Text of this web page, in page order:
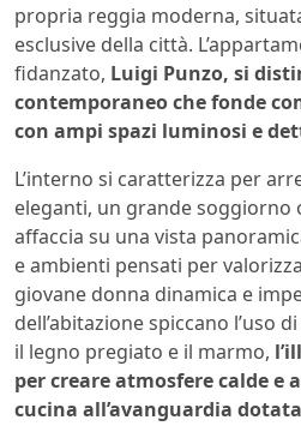
propria reggia moderna,
esclusive della città.
fidanzato, Luigi Punzo, si
contemporaneo che fonde
con ampi spazi luminosi e
L’interno si caratterizza per
eleganti, un grande soggiorno
affaccia su una vista
e ambienti pensati per
giovane donna dinamica e
dell’abitazione spiccano l’uso
il legno pregiato e il marmo,
per creare atmosfere calde e
cucina all’avanguardia